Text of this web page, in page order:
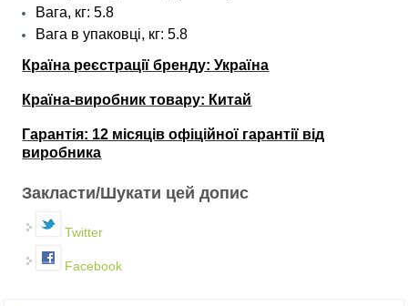
Вага, кг: 5.8
Вага в упаковці, кг: 5.8
Країна реєстрації бренду: Україна
Країна-виробник товару: Китай
Гарантія: 12 місяців офіційної гарантії від
виробника
Закласти/Шукати цей допис
Twitter
Facebook